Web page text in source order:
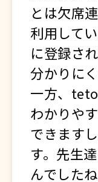
とは欠席
利用して
に登録さ
分かりに
一方、
わかりや
できます
す。先生
んでした